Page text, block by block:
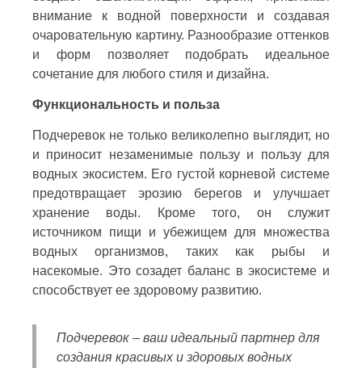
внимание к водной поверхности и создавая
очаровательную картину. Разнообразие оттенков
и форм позволяет подобрать идеальное
сочетание для любого стиля и дизайна.
Функциональность и польза
Подчеревок не только великолепно выглядит, но
и приносит незаменимые пользу и пользу для
водных экосистем. Его густой корневой системе
предотвращает эрозию берегов и улучшает
хранение воды. Кроме того, он служит
источником пищи и убежищем для множества
водных организмов, таких как рыбы и
насекомые. Это созадет баланс в экосистеме и
способствует ее здоровому развитию.
Подчеревок – ваш идеальный партнер для
создания красивых и здоровых водных